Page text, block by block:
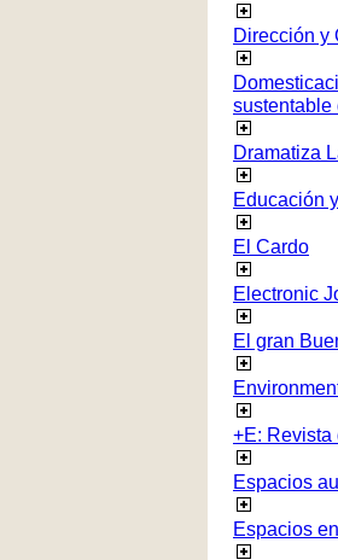
Dirección y
sustentable
Dramatiza
Educación
El Cardo
Electronic
El gran
+E: Revista
Espacios
Espacios